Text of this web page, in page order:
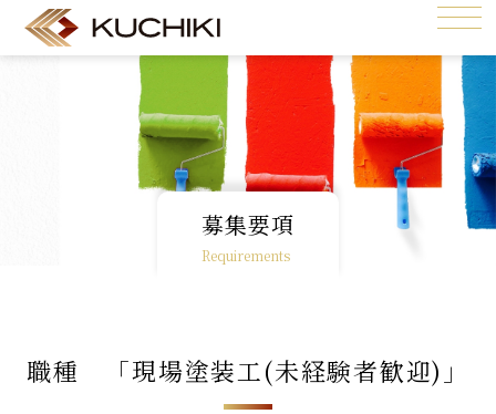
募集要項
Requirements
職種 「現場塗装工(未経験者歓迎)」